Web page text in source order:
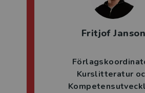
Fritjof Janson
Kurslitteratur